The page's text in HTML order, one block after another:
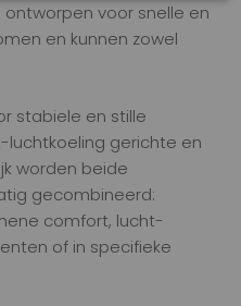
voor snelle en
en kunnen zowel
stabiele en stille
luchtkoeling gerichte en
worden beide
gecombineerd:
comfort, lucht-
of in specifieke